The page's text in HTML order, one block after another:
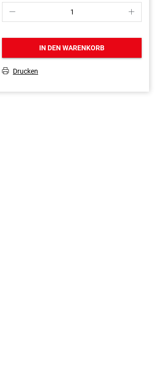
P S
IN DEN WARENKORB
T Drucken